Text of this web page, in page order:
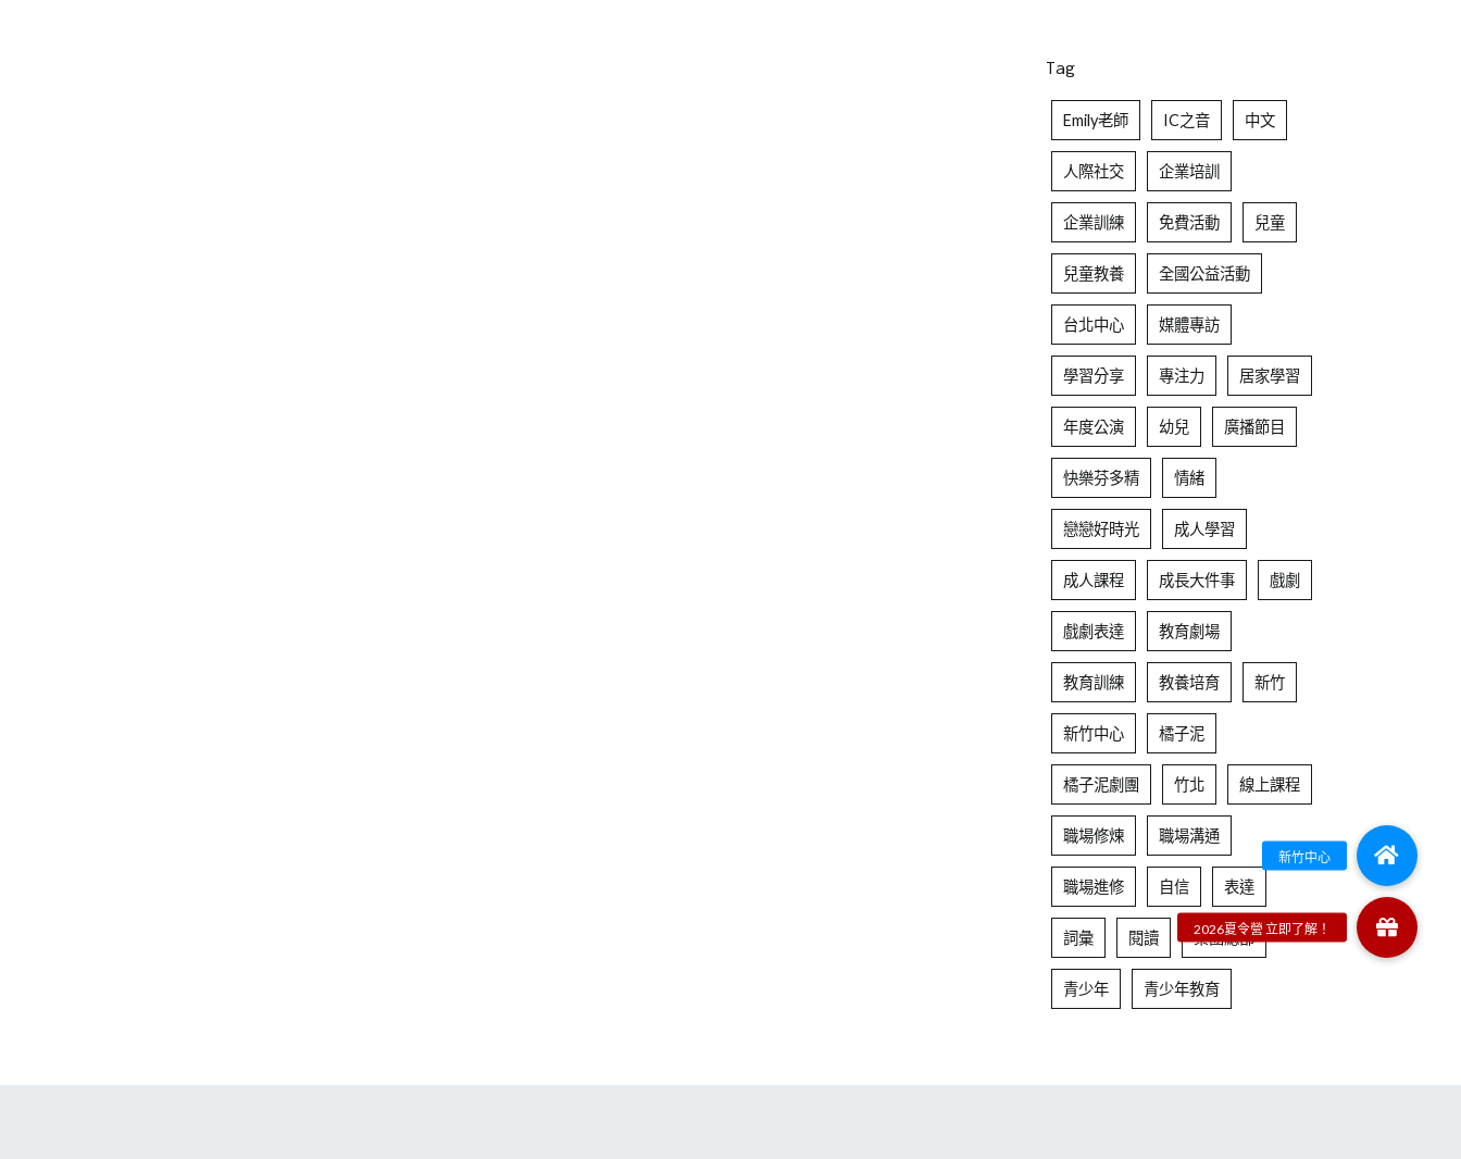
Tag
Emily老師 IC之音 中文
人際社交 企業培訓
企業訓練 免費活動 兒童
兒童教養 全國公益活動
台北中心 媒體專訪
學習分享 專注力 居家學習
年度公演 幼兒 廣播節目
快樂芬多精 情緒
戀戀好時光 成人學習
成人課程 成長大件事 戲劇
戲劇表達 教育劇場
教育訓練 教養培育 新竹
新竹中心 橘子泥
橘子泥劇團 竹北 線上課程
職場修煉 職場溝通
職場進修 自信 表達
詞彙 閱讀 集團總部
青少年 青少年教育